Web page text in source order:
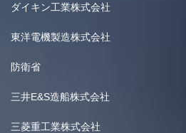
ダイキン工業株式会社
東洋電機製造株式会社
防衛省
三井E&S造船株式会社
三菱重工業株式会社